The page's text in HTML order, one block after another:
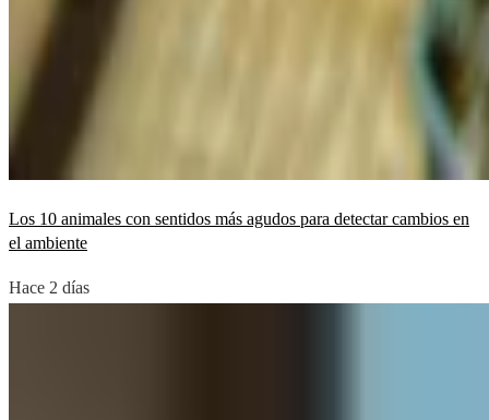
Los 10 animales con sentidos más agudos para detectar cambios en
el ambiente
Hace 2 días